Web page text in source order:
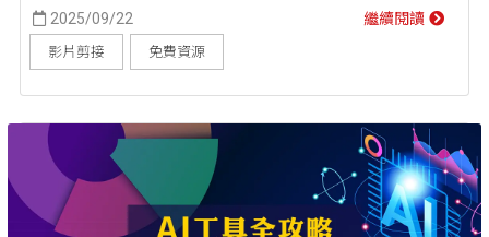
作出有趣又令人印象深刻的影片。 線上影片剪輯工具
1：CapCut CapCut 又被稱為剪映，是由 TikTok 開發的
影片剪輯工具，因強大的語音辨識及自動上字幕功能，
快速在影片剪輯市場中搶下一席...
2025/09/22 繼續閱讀
影片剪接 免費資源